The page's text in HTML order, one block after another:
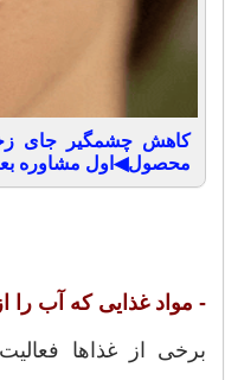
محصول◀اول مشاوره
- مواد غذایی که آب را
برخی از غذاها